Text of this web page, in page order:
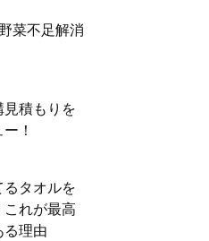
菜不足解消
見積もりを
！
るタオルを
これが最高
る理由